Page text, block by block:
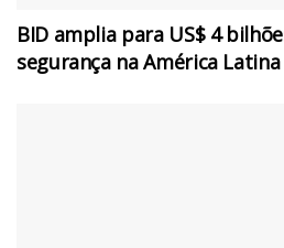
BID amplia para US$ 4
segurança na América Latina